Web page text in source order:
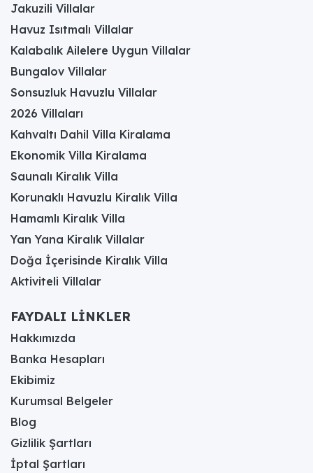
Jakuzili Villalar
Havuz Isıtmalı Villalar
Kalabalık Ailelere Uygun Villalar
Bungalov Villalar
Sonsuzluk Havuzlu Villalar
2026 Villaları
Kahvaltı Dahil Villa Kiralama
Ekonomik Villa Kiralama
Saunalı Kiralık Villa
Korunaklı Havuzlu Kiralık Villa
Hamamlı Kiralık Villa
Yan Yana Kiralık Villalar
Doğa İçerisinde Kiralık Villa
Aktiviteli Villalar
FAYDALI LİNKLER
Hakkımızda
Banka Hesapları
Ekibimiz
Kurumsal Belgeler
Blog
Gizlilik Şartları
İptal Şartları